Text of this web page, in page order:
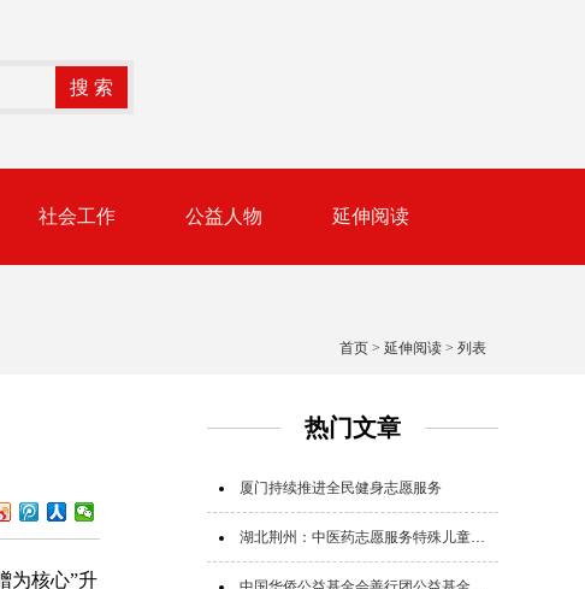
社会工作 公益人物 延伸阅读
首页 > 延伸阅读 > 列表
热门文章
厦门持续推进全民健身志愿服务
湖北荆州：中医药志愿服务特殊儿童群体
为核心”升